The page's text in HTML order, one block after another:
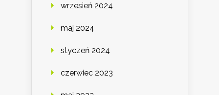
wrzesień 2024
maj 2024
styczeń 2024
czerwiec 2023